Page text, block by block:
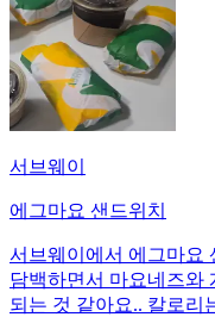
서브웨이
에그마요 샌드위치
서브웨이에서 에그마요
담백하면서 마요네즈와
되는 것 같아요.. 칼로리